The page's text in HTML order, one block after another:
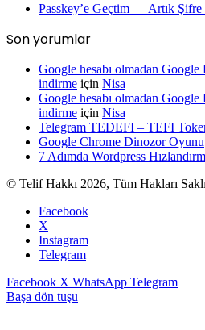
Passkey’e Geçtim — Artık
Son yorumlar
Google hesabı olmadan Google
indirme için Nisa
Google hesabı olmadan Google
indirme için Nisa
Telegram TEDEFI – TEFI
Google Chrome Dinozor Oyunu
7 Adımda Wordpress
© Telif Hakkı 2026, Tüm Hakları
Facebook
X
Instagram
Telegram
Facebook X WhatsApp Telegram
Başa dön tuşu